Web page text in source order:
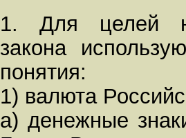
1. Для целей
закона
понятия:
1) валюта
а) денежные